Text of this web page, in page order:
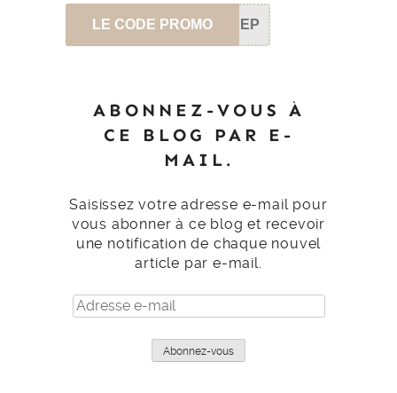
LE CODE PROMO SEP
ABONNEZ-VOUS À
CE BLOG PAR E-
MAIL.
Saisissez votre adresse e-mail pour
vous abonner à ce blog et recevoir
une notification de chaque nouvel
article par e-mail.
Adresse
e-
Abonnez-vous